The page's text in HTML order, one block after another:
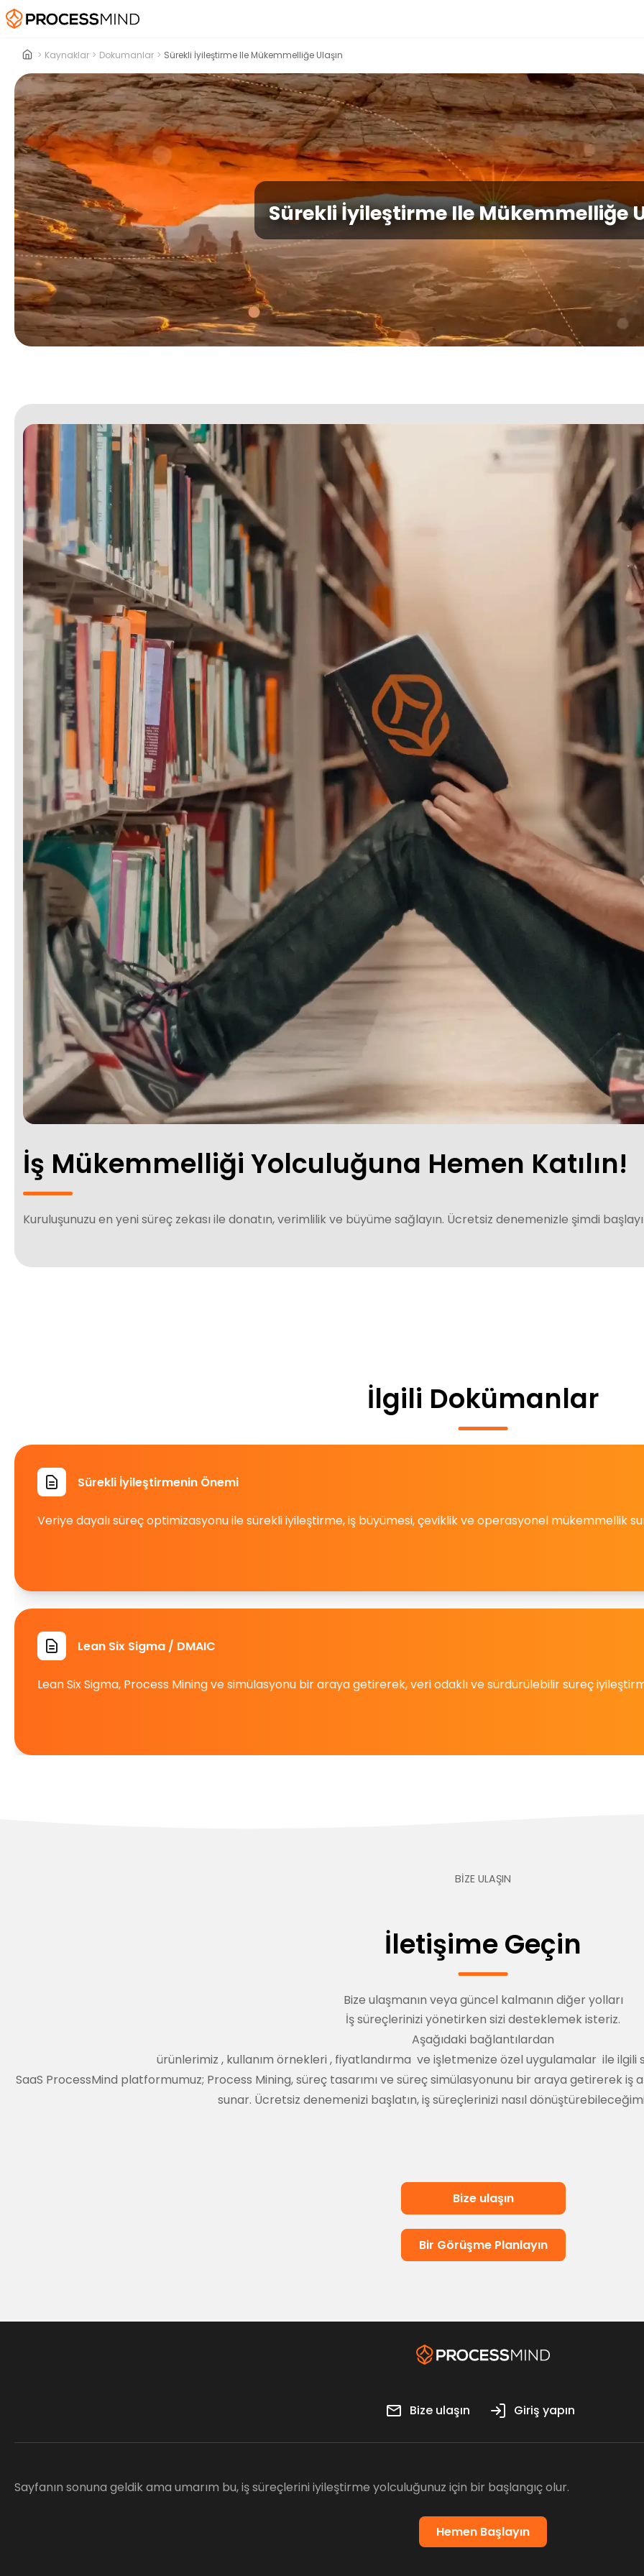
> Kaynaklar > Dokumanlar > Sürekli İyileştirme Ile Mükemmelliğe Ulaşın
Sürekli İyileştirme Ile Mükemmelliğe
İş Mükemmelliği Yolculuğuna Hemen Katılın!
Kuruluşunuzu en yeni süreç zekası ile donatın, verimlilik ve büyüme sağlayın. Ücretsiz denemenizle şimdi
İlgili Dokümanlar
Sürekli İyileştirmenin Önemi
Veriye dayalı süreç optimizasyonu ile sürekli iyileştirme, iş büyümesi, çeviklik ve operasyonel mükemmellik
Lean Six Sigma / DMAIC
Lean Six Sigma, Process Mining ve simülasyonu bir araya getirerek, veri odaklı ve sürdürülebilir süreç
BİZE ULAŞIN
İletişime Geçin
Bize ulaşmanın veya güncel kalmanın diğer yolları
İş süreçlerinizi yönetirken sizi desteklemek isteriz.
Aşağıdaki bağlantılardan
ürünlerimiz , kullanım örnekleri , fiyatlandırma ve işletmenize özel uygulamalar ile ilgili
SaaS ProcessMind platformumuz; Process Mining, süreç tasarımı ve süreç simülasyonunu bir araya getirerek iş
sunar. Ücretsiz denemenizi başlatın, iş süreçlerinizi nasıl
Bize ulaşın
Bir Görüşme Planlayın
Bize ulaşın Giriş yapın
Sayfanın sonuna geldik ama umarım bu, iş süreçlerini iyileştirme yolculuğunuz için bir başlangıç olur.
Hemen Başlayın